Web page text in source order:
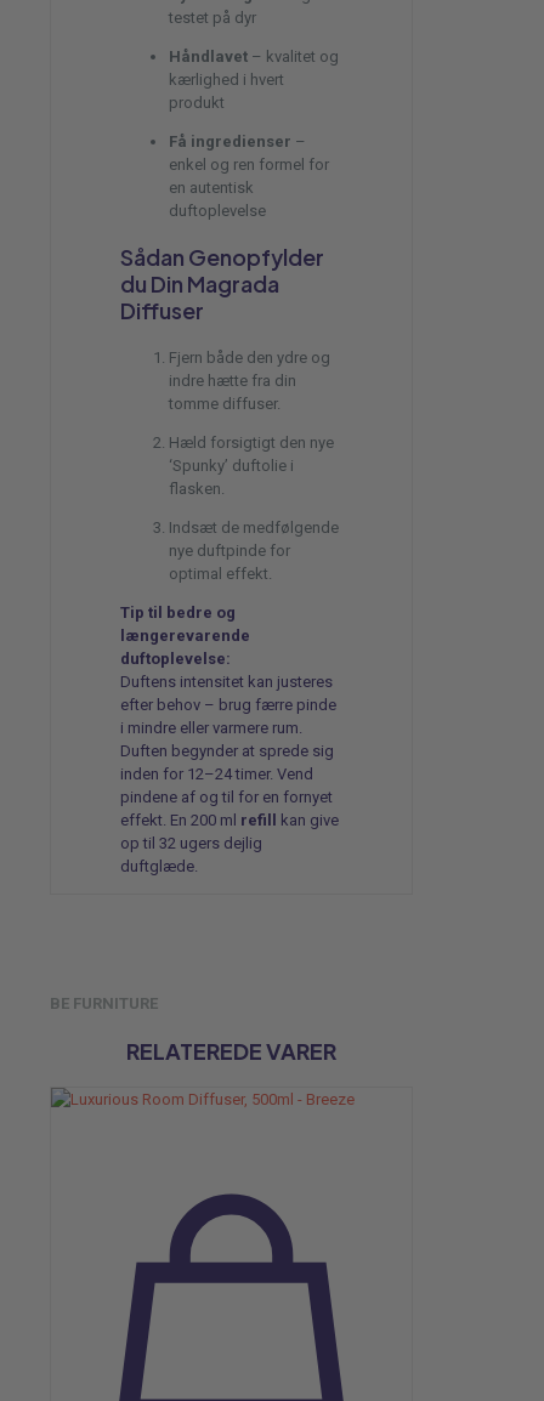
testet på dyr
Håndlavet– kvalitet og
kærlighed i hvert
produkt
Få ingredienser –
enkel og ren formel for
en autentisk
duftoplevelse
Sådan Genopfylder
du Din Magrada
Diffuser
Fjern både den ydre og
indre hætte fra din
tomme diffuser.
Hæld forsigtigt den nye
‘Spunky’ duftolie i
flasken.
Indsæt de medfølgende
nye duftpinde for
optimal effekt.
Tip til bedre og
længerevarende
duftoplevelse:
Duftens intensitet kan justeres
efter behov – brug færre pinde
i mindre eller varmere rum.
Duften begynder at sprede sig
inden for 12–24 timer. Vend
pindene af og til for en fornyet
effekt. En 200 ml refill
kan give
op til 32 ugers dejlig
duftglæde.
BE FURNITURE
RELATEREDE VARER